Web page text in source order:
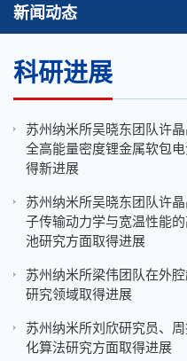
新闻动态
科研进展
苏州纳米所吴晓东团队许
全高能量密度锂金属软包
得新进展
苏州纳米所吴晓东团队许
子传输动力学与宽温性能
池研究方面取得进展
苏州纳米所梁伟团队在外
研究领域取得进展
苏州纳米所刘欣研究员、
化算法研究方面取得进展